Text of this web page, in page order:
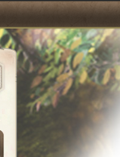
闘技場